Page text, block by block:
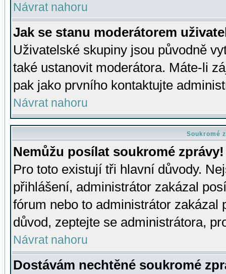
Návrat nahoru
Jak se stanu moderátorem
Uživatelské skupiny jsou původně
také ustanovit moderátora. Máte-li
pak jako prvního kontaktujte
Návrat nahoru
Soukromé
Nemůžu posílat soukromé zprávy!
Pro toto existují tři hlavní důvody.
přihlášení, administrátor zakázal
fórum nebo to administrátor zakázal
důvod, zeptejte se administrátora,
Návrat nahoru
Dostávám nechtěné soukromé